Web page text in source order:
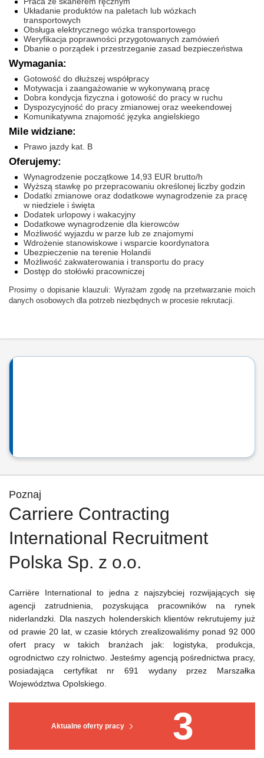
Układanie produktów na paletach lub wózkach
transportowych
Obsługa elektrycznego wózka transportowego
Weryfikacja poprawności przygotowanych zamówień
Dbanie o porządek i przestrzeganie zasad bezpieczeństwa
Wymagania:
Gotowość do dłuższej współpracy
Motywacja i zaangażowanie w wykonywaną pracę
Dobra kondycja fizyczna i gotowość do pracy w ruchu
Dyspozycyjność do pracy zmianowej oraz weekendowej
Komunikatywna znajomość języka angielskiego
Mile widziane:
Prawo jazdy kat. B
Oferujemy:
Wynagrodzenie początkowe 14,93 EUR brutto/h
Wyższą stawkę po przepracowaniu określonej liczby godzin
Dodatki zmianowe oraz dodatkowe wynagrodzenie za pracę
w niedziele i święta
Dodatek urlopowy i wakacyjny
Dodatkowe wynagrodzenie dla kierowców
Możliwość wyjazdu w parze lub ze znajomymi
Wdrożenie stanowiskowe i wsparcie koordynatora
Ubezpieczenie na terenie Holandii
Możliwość zakwaterowania i transportu do pracy
Dostęp do stołówki pracowniczej
Prosimy o dopisanie klauzuli: Wyrażam zgodę na przetwarzanie moich
danych osobowych dla potrzeb niezbędnych w procesie rekrutacji.
Poznaj
Carriere Contracting
International Recruitment
Polska Sp. z o.o.
Aktualne oferty pracy 3
Carrière International to jedna z najszybciej rozwijających się
agencji zatrudnienia, pozyskująca pracowników na rynek
niderlandzki. Dla naszych holenderskich klientów rekrutujemy już
od prawie 20 lat, w czasie których zrealizowaliśmy ponad 92 000
ofert pracy w takich branżach jak: logistyka, produkcja,
ogrodnictwo czy rolnictwo. Jesteśmy agencją pośrednictwa pracy,
posiadająca certyfikat nr 691 wydany przez Marszałka
Województwa Opolskiego.